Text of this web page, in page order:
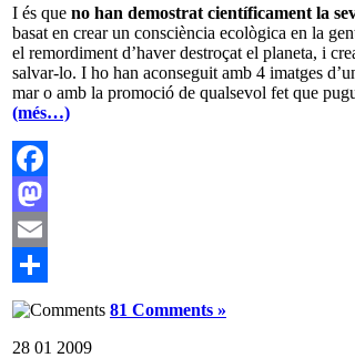
I és que no han demostrat científicament la
basat en crear un consciència ecològica en la
el remordiment d’haver destroçat el planeta, i
salvar-lo. I ho han aconseguit amb 4 imatges
mar o amb la promoció de qualsevol fet que
(més…)
Facebook
Mastodon
Email
Comparteix
81 Comments »
28 01 2009